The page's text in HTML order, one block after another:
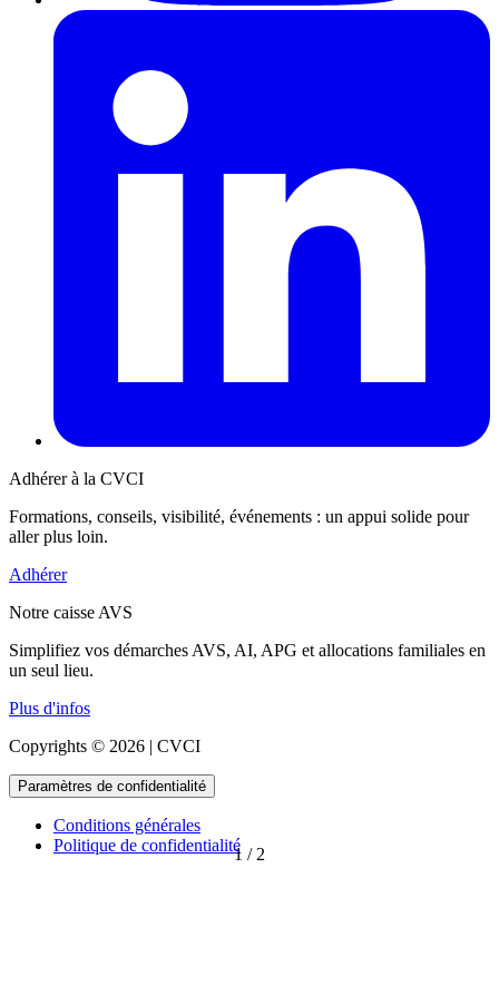
1 / 2
Adhérer à la CVCI
Formations, conseils, visibilité, événements : un appui solide pour
aller plus loin.
Adhérer
Notre caisse AVS
Simplifiez vos démarches AVS, AI, APG et allocations familiales en
un seul lieu.
Plus d'infos
Copyrights © 2026 | CVCI
Paramètres de confidentialité
Conditions générales
Politique de confidentialité